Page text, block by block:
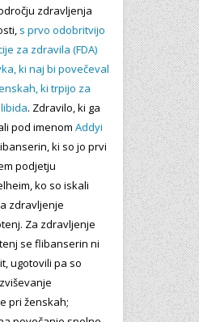
zdravljenja
s prvo odobritvijo
za zdravila (FDA)
ki naj bi povečeval
ki trpijo za
. Zdravilo, ki ga
pod imenom Addyi
ki so jo prvi
podjetju
ko so iskali
zdravljenje
Za zdravljenje
se flibanserin ni
ugotovili pa so
pri ženskah;